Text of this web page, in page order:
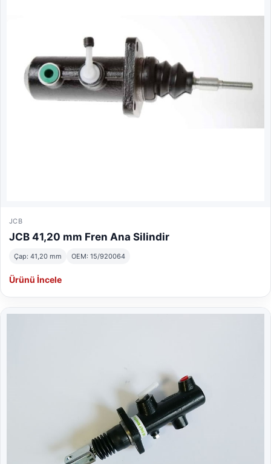
JCB
JCB 41,20 mm Fren Ana Silindir
Çap: 41,20 mm OEM: 15/920064
Ürünü İncele